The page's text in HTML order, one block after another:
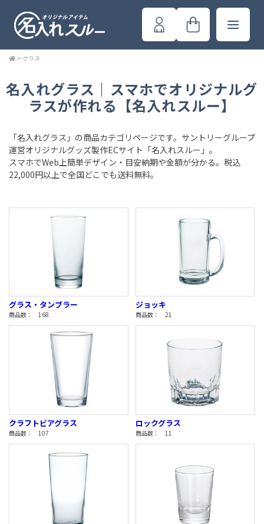
> グラス
名入れグラス｜スマホでオリジナルグ
ラスが作れる【名入れスルー】
「名入れグラス」の商品カテゴリページです。サントリーグループ
運営オリジナルグッズ製作ECサイト「名入れスルー」。
スマホでWeb上簡単デザイン・目安納期や金額が分かる。税込
22,000円以上で全国どこでも送料無料。
グラス・タンブラー
商品数： 168
ジョッキ
商品数： 21
クラフトビアグラス
商品数： 107
ロックグラス
商品数： 11